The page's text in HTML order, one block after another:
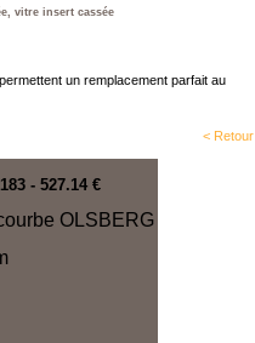
vitre insert cassée
un remplacement parfait au
< Retour
- 527.14 €
OLSBERG